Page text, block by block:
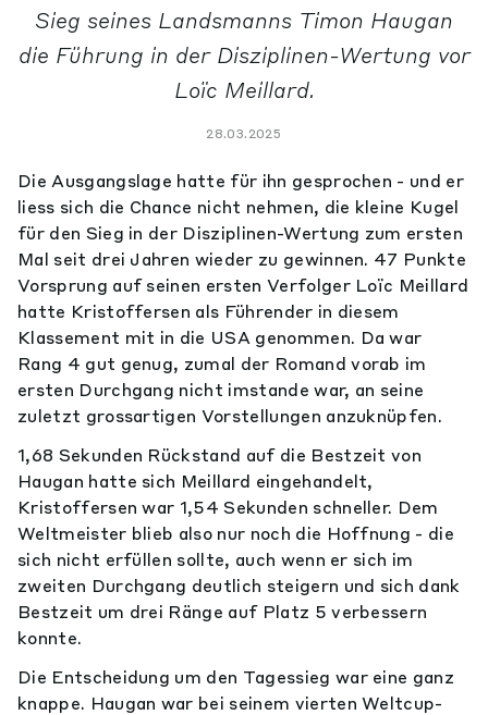
Sieg seines Landsmanns Timon Haugan
die Führung in der Disziplinen-Wertung vor
Loïc Meillard.
28.03.2025
Die Ausgangslage hatte für ihn gesprochen - und er
liess sich die Chance nicht nehmen, die kleine Kugel
für den Sieg in der Disziplinen-Wertung zum ersten
Mal seit drei Jahren wieder zu gewinnen. 47 Punkte
Vorsprung auf seinen ersten Verfolger Loïc Meillard
hatte Kristoffersen als Führender in diesem
Klassement mit in die USA genommen. Da war
Rang 4 gut genug, zumal der Romand vorab im
ersten Durchgang nicht imstande war, an seine
zuletzt grossartigen Vorstellungen anzuknüpfen.
1,68 Sekunden Rückstand auf die Bestzeit von
Haugan hatte sich Meillard eingehandelt,
Kristoffersen war 1,54 Sekunden schneller. Dem
Weltmeister blieb also nur noch die Hoffnung - die
sich nicht erfüllen sollte, auch wenn er sich im
zweiten Durchgang deutlich steigern und sich dank
Bestzeit um drei Ränge auf Platz 5 verbessern
konnte.
Die Entscheidung um den Tagessieg war eine ganz
knappe. Haugan war bei seinem vierten Weltcup-